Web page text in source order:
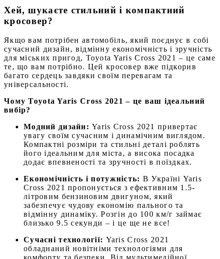
Хей, шукаєте стильний і компактний
кросовер?
Якщо вам потрібен автомобіль, який поєднує в собі
сучасний дизайн, відмінну економічність і зручність
для міських пригод, Toyota Yaris Cross 2021 – це саме
те, що вам потрібно. Цей кросовер вже підкорив
багато сердець завдяки своїм перевагам та
універсальності.
Чому Toyota Yaris Cross 2021 – це ваш ідеальний
вибір?
Модний дизайн: Yaris Cross 2021 привертає
увагу своїм сучасним і динамічним виглядом.
Компактні розміри та стильні деталі роблять
його ідеальним для міста, а висока посадка
додає впевненості та зручності в поїздках.
Економічність і потужність: В Україні Yaris
Cross 2021 пропонується з ефективним 1.5-
літровим бензиновим двигуном, який
забезпечує чудову економію пального та
відмінну динаміку. Розгін до 100 км/г займає
близько 9.5 секунди – і це ще не все!
Сучасні технології: Yaris Cross 2021
обладнаний новітніми технологіями для
комфорту та безпеки. Від мультимедійної